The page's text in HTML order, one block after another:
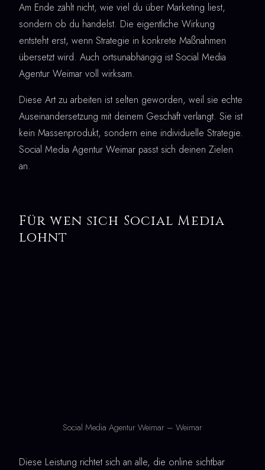
Am Ende zählt nicht, wie viel du über Marketing liest,
sondern ob du handelst. Die eigentliche Wirkung
entsteht erst, wenn Strategie in konkrete Maßnahmen
übersetzt wird. Auch ortsunabhängig ist Social Media
Agentur Weimar voll wirksam.
Diese Art zu arbeiten ist selten geworden, weil sie echte
Auseinandersetzung mit deinem Geschäft verlangt. Sie ist
kein Massenprodukt, sondern eine individuelle Strategie.
Social Media Agentur Weimar passt sich deinen Zielen
an.
Für wen sich Social Media
lohnt
Social Media Agentur Weimar – Weimar
Diese Leistung richtet sich an alle, die online sichtbar